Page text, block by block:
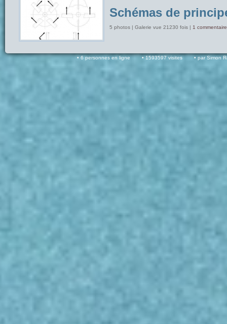
Schémas de
5 photos | Galerie vue 21230 fois | 1
6 personnes en ligne 1593597 visites par Simon